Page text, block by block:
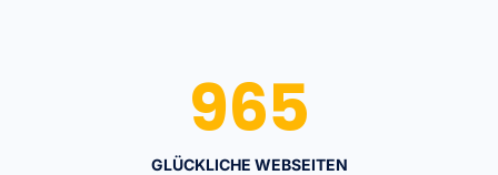
GLÜCKLICHE WEBSEITEN
965